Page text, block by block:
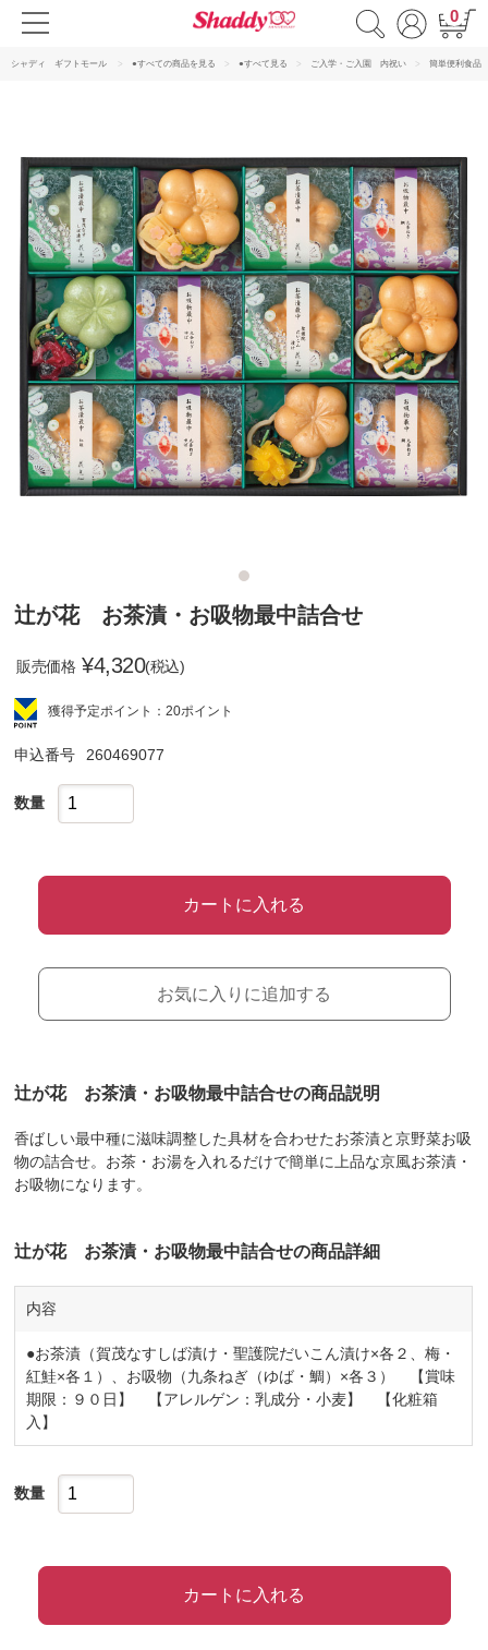
0
シャディ ギフトモール ●すべての商品を見る ●すべて見る ご入学・ご入園 内祝い 簡単便利食品
辻が花 お茶漬・お吸物最中詰合せ
販売価格 ¥4,320(税込)
獲得予定ポイント：20ポイント
申込番号 260469077
数量
カートに入れる
お気に入りに追加する
辻が花 お茶漬・お吸物最中詰合せの商品説明
香ばしい最中種に滋味調整した具材を合わせたお茶漬と京野菜お吸
物の詰合せ。お茶・お湯を入れるだけで簡単に上品な京風お茶漬・
お吸物になります。
辻が花 お茶漬・お吸物最中詰合せの商品詳細
内容
●お茶漬（賀茂なすしば漬け・聖護院だいこん漬け×各２、梅・
紅鮭×各１）、お吸物（九条ねぎ（ゆば・鯛）×各３） 【賞味
期限：９０日】 【アレルゲン：乳成分・小麦】 【化粧箱
入】
数量
カートに入れる